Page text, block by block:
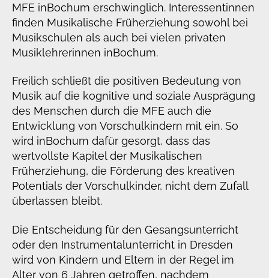
MFE inBochum erschwinglich. Interessentinnen
finden Musikalische Früherziehung sowohl bei
Musikschulen als auch bei vielen privaten
Musiklehrerinnen inBochum.
Freilich schließt die positiven Bedeutung von
Musik auf die kognitive und soziale Ausprägung
des Menschen durch die MFE auch die
Entwicklung von Vorschulkindern mit ein. So
wird inBochum dafür gesorgt, dass das
wertvollste Kapitel der Musikalischen
Früherziehung, die Förderung des kreativen
Potentials der Vorschulkinder, nicht dem Zufall
überlassen bleibt.
Die Entscheidung für den Gesangsunterricht
oder den Instrumentalunterricht in Dresden
wird von Kindern und Eltern in der Regel im
Alter von 6 Jahren getroffen, nachdem